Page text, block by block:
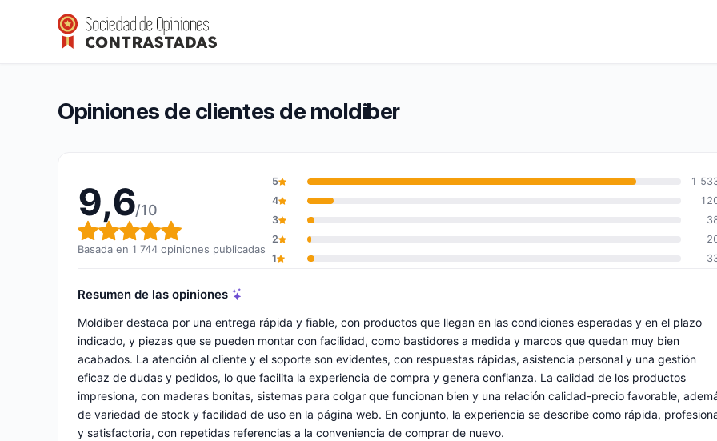
moldiber
Calificación global: 9,6 de 10
9,6/10(1 744 opiniones)
Opiniones de clientes de moldiber
9,6/10
Calificación global: 9,6 de 10
Basada en 1 744 opiniones publicadas
5
1
4
3
2
1
Resumen de las opiniones
Moldiber destaca por una entrega rápida y fiable, con productos que llegan en las condiciones esperadas y en el plazo
indicado, y piezas que se pueden montar con facilidad, como bastidores a medida y marcos que quedan muy bien
acabados. La atención al cliente y el soporte son evidentes, con respuestas rápidas, asistencia personal y una gestión
eficaz de dudas y pedidos, lo que facilita la experiencia de compra y genera confianza. La calidad de los productos
impresiona, con maderas bonitas, sistemas para colgar que funcionan bien y una relación calidad-precio favorable,
de variedad de stock y facilidad de uso en la página web. En conjunto, la experiencia se describe como rápida,
y satisfactoria, con repetidas referencias a la conveniencia de comprar de nuevo.